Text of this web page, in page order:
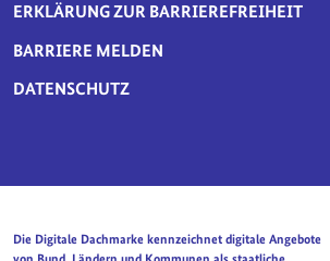
ERKLÄRUNG ZUR BARRIEREFREIHEIT
BARRIERE MELDEN
DATENSCHUTZ
Die Digitale Dachmarke kennzeichnet digitale Angebote